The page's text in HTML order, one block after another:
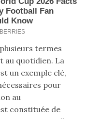
termes
au quotidien. La
un exemple clé,
pour
au
constituée de